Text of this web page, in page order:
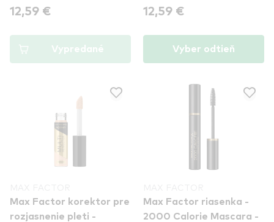
12,59 €
Vypredané
12,59 €
Vyber odtieň
Max Factor korektor pre
rozjasnenie pleti -
Max Factor riasenka -
2000 Calorie Mascara -